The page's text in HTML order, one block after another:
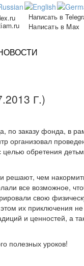
Написать в
Написать в Max
Г.)
фонда, в
организовал
обретения
решают, чем
все возможное,
свою
их приключения не
и ценностей, а
полезных уроков!